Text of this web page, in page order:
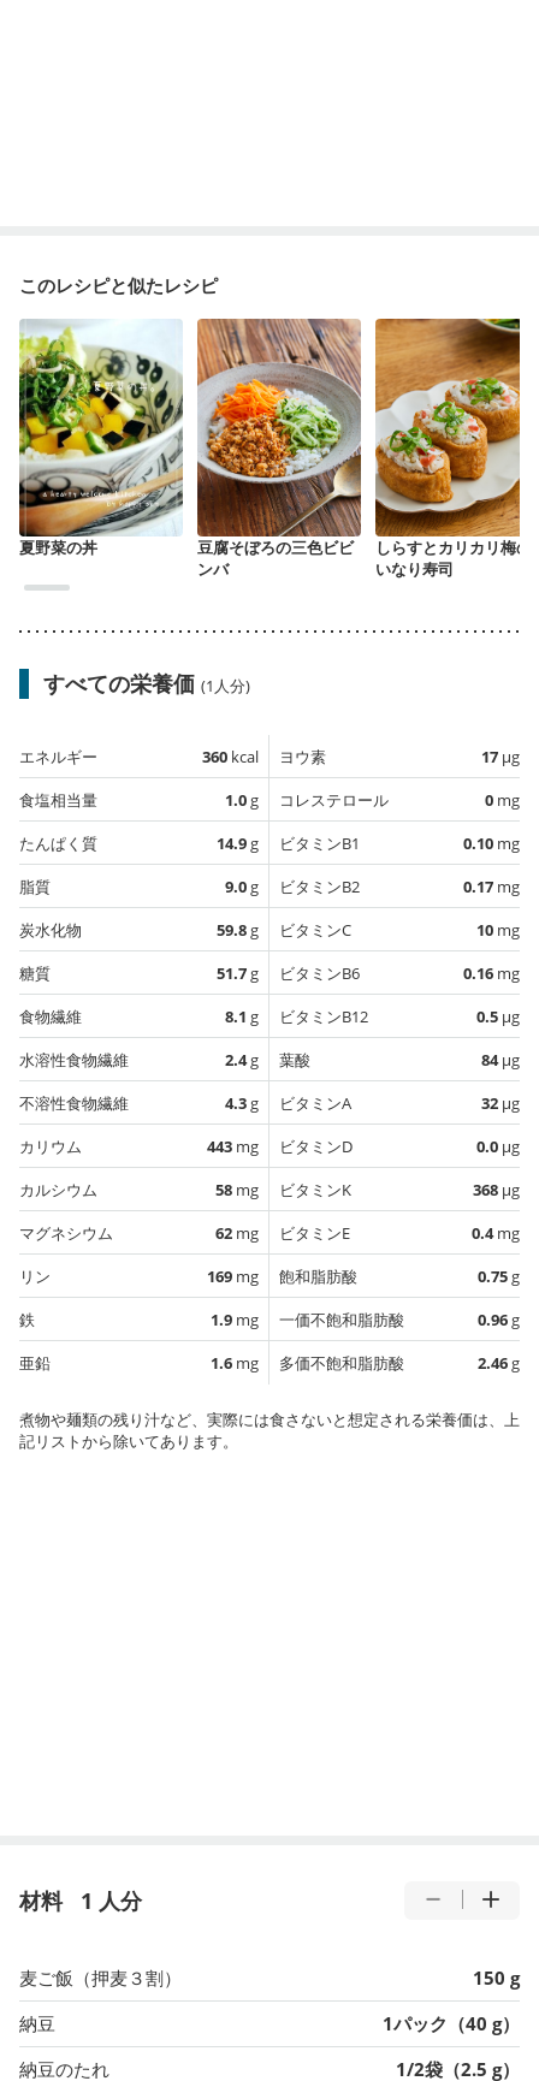
このレシピと似たレシピ
夏野菜の丼
豆腐そぼろの三色ビビ
ンバ
しらすとカリカリ梅の
いなり寿司
すべての栄養価 (1人分)
エネルギー 360 kcal
食塩相当量
1.0g
たんぱく質
14.9g
脂質
9.0g
炭水化物
59.8g
糖質
51.7g
食物繊維
8.1 g
水溶性食物繊維
2.4g
不溶性食物繊維
4.3g
カリウム
443 mg
カルシウム
58 mg
マグネシウム
62 mg
リン
169 mg
鉄
1.9 mg
亜鉛
1.6 mg
ヨウ素 17 µg
コレステロール
0 mg
ビタミンB1
0.10 mg
ビタミンB2
0.17 mg
ビタミンC
10 mg
ビタミンB6
0.16 mg
ビタミンB12
0.5 µg
葉酸
84µg
ビタミンA
32 µg
ビタミンD
0.0 µg
ビタミンK
368 µg
ビタミンE
0.4mg
飽和脂肪酸
0.75g
一価不飽和脂肪酸
0.96g
多価不飽和脂肪酸
2.46g
煮物や麺類の残り汁など、実際には食さないと想定される栄養価は、上
記リストから除いてあります。
材料 1 人分
麦ご飯（押麦３割）
150 g
納豆
1パック（40 g）
納豆のたれ
1/2袋（2.5 g）